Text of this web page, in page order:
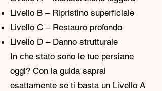
Livello B – Ripristino superficiale
Livello C – Restauro profondo
Livello D – Danno strutturale
In che stato sono le tue persiane
oggi? Con la guida saprai
esattamente se ti basta un Livello A